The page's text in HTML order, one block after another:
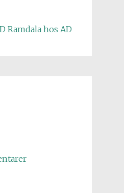
Ramdala hos AD